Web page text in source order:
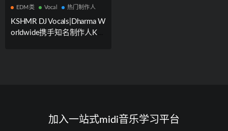
EDM类 Vocal 热门制作人
KSHMR DJ Vocals|Dharma W
orldwide携手知名制作人KS
加入一站式midi音乐学习平台